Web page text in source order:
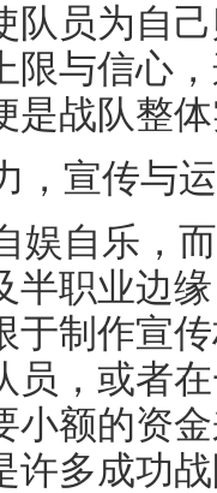
队员为自
限与信心
是战队整
，宣传与
娱自乐，
半职业边
于制作宣
员，或者
小额的资
许多成功